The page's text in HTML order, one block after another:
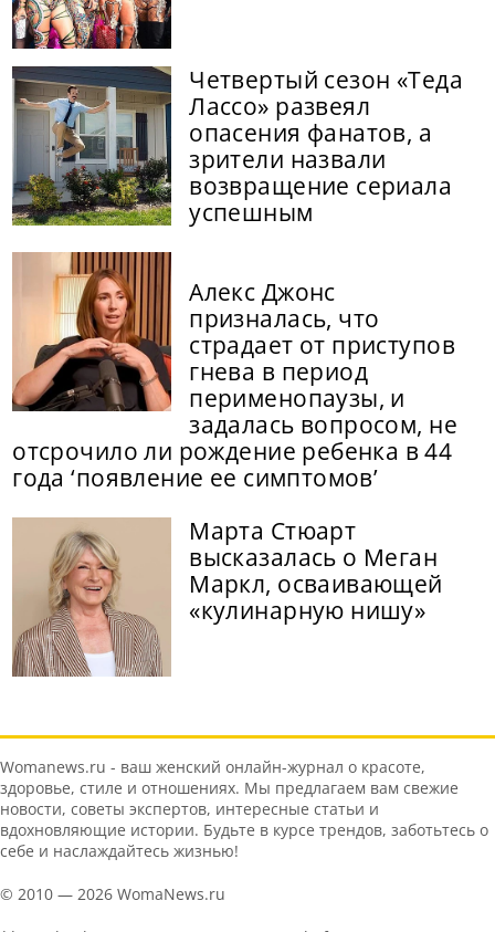
Четвертый сезон «Теда
Лассо» развеял
опасения фанатов, а
зрители назвали
возвращение сериала
успешным
Алекс Джонс
призналась, что
страдает от приступов
гнева в период
перименопаузы, и
задалась вопросом, не
отсрочило ли рождение ребенка в 44
года ‘появление ее симптомов’
Марта Стюарт
высказалась о Меган
Маркл, осваивающей
«кулинарную нишу»
Womanews.ru - ваш женский онлайн-журнал о красоте,
здоровье, стиле и отношениях. Мы предлагаем вам свежие
новости, советы экспертов, интересные статьи и
вдохновляющие истории. Будьте в курсе трендов, заботьтесь о
себе и наслаждайтесь жизнью!
© 2010 — 2026 WomaNews.ru